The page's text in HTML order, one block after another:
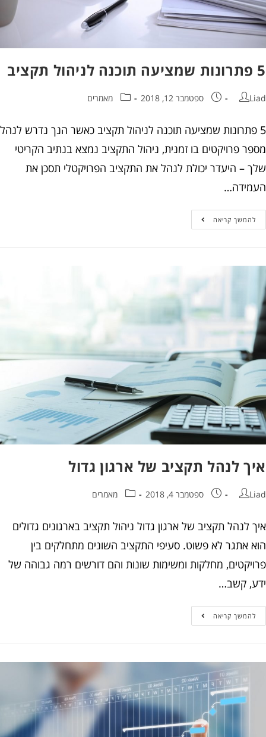
5 פתרונות שמציעה תוכנה לניהול תקציב
Liad ספטמבר 12, 2018 מאמרים
5 פתרונות שמציעה תוכנה לניהול תקציב כאשר הנך נדרש לנהל
מספר פרויקטים בו זמנית, ניהול התקציב נמצא בנתיב הקריטי
שלך – היעדר יכולת לנהל את התקציב הפרויקטלי תסכן את
העמידה…
להמשך קריאה
איך לנהל תקציב של ארגון גדול
Liad ספטמבר 4, 2018 מאמרים
איך לנהל תקציב של ארגון גדול ניהול תקציב בארגונים גדולים
הוא אתגר לא פשוט. סעיפי התקציב השונים מתחלקים בין
פרויקטים, מחלקות ומשימות שונות והם דורשים רמה גבוהה של
ידע, קשב…
להמשך קריאה